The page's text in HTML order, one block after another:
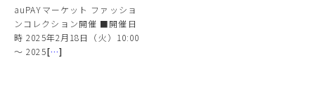
auPAYマーケット ファッショ
ンコレクション開催 ■開催日
時 2025年2月18日（火）10:00
～ 2025[…]